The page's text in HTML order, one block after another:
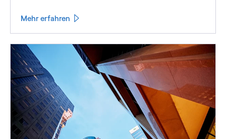
Mehr erfahren